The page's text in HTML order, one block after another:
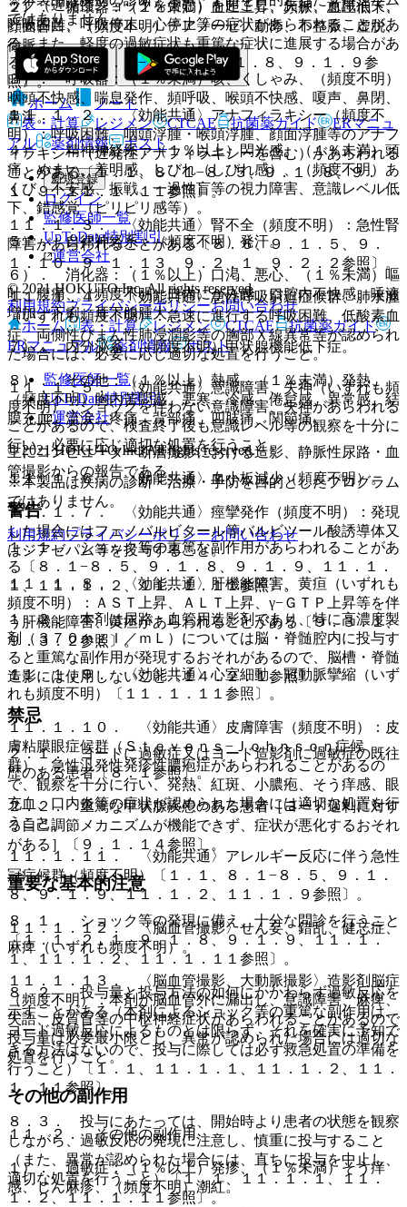
２）． 循環器：（１％未満）血圧上昇、頻脈、血圧低下、
顔面蒼白、（頻度不明）チアノーゼ、動悸、不整脈、虚脱、
徐脈。
３）． 呼吸器：（１％未満）咳、くしゃみ、（頻度不明）
咽頭不快感、喘息発作、頻呼吸、喉頭不快感、嗄声、鼻閉、
鼻汁。
４）． 精神神経系：（１％以上）閃光感、（１％未満）頭
痛、めまい、羞明感、しびれ（しびれ感）、（頻度不明）あ
くび、不安感、振戦、一過性盲等の視力障害、意識レベル低
下、錯感覚（ピリピリ感等）。
５）． 自律神経系：（頻度不明）発汗。
６）． 消化器：（１％以上）口渇、悪心、（１％未満）嘔
吐、腹痛、（頻度不明）口内にがみ感、口腔内不快感、唾液
増加、下痢、耳下腺腫大。
７）． 内分泌系：（頻度不明）甲状腺機能低下症。
８）． その他：（１％以上）熱感、（１％未満）発熱、
（頻度不明）胸内苦悶感、悪寒、冷感、倦怠感、異常感、結
膜充血、流涙、疼痛、背部痛、四肢痛、関節痛。
主にコンピューター断層撮影における造影、静脈性尿路・血
管撮影からの報告である。
警告
１．１． ショック等の重篤な副作用があらわれることがあ
る〔８．１−８．５、９．１．８、９．１．９、１１．１．
１、１１．１．２、１１．１．１１参照〕。
１．２． 本剤は尿路・血管用造影剤であり、特に高濃度製
剤（３７０ｍｇＩ／ｍＬ）については脳・脊髄腔内に投与す
ると重篤な副作用が発現するおそれがあるので、脳槽・脊髄
造影には使用しないこと〔１４．２．１参照〕。
禁忌
２．１． ヨードに過敏症又はヨード造影剤に過敏症の既往
歴のある患者〔８．１参照〕。
２．２． 重篤な甲状腺疾患のある患者［ヨード過剰に対す
る自己調節メカニズムが機能できず、症状が悪化するおそれ
がある］〔９．１．１４参照〕。
重要な基本的注意
８．１． ショック等の発現に備え、十分な問診を行うこと
〔１．１、２．１、９．１．８、９．１．９、１１．１．
１、１１．１．２、１１．１．１１参照〕。
８．２． 投与量と投与方法の如何にかかわらず過敏反応を
示すことがある（本剤によるショック等の重篤な副作用は、
ヨード過敏反応によるものとは限らず、それを確実に予知で
きる方法はないので、投与に際しては必ず救急処置の準備を
行うこと）〔１．１、１１．１．１、１１．１．２、１１．
１．１１参照〕。
８．３． 投与にあたっては、開始時より患者の状態を観察
しながら、過敏反応の発現に注意し、慎重に投与すること
（また、異常が認められた場合には、直ちに投与を中止し、
適切な処置を行うこと）〔１．１、１１．１．１、１１．
１．２、１１．１．１１参照〕。
ック（遅発性ショックを含む）を起こし、失神、意識消失、
呼吸困難、呼吸停止、心停止等の症状があらわれることがあ
る。また、軽度の過敏症状も重篤な症状に進展する場合があ
る〔１．１、８．１−８．５、９．１．８、９．１．９参
照〕。
１１．１．２． 〈効能共通〉アナフィラキシー（頻度不
明）：呼吸困難、咽頭浮腫・喉頭浮腫、顔面浮腫等のアナフ
ィラキシー（遅発性アナフィラキシーを含む）があらわれる
ことがある〔１．１、８．１−８．５、９．１．８、９．
１．９、１１．１．１１参照〕。
１１．１．３． 〈効能共通〉腎不全（頻度不明）：急性腎
障害があらわれることがある〔８．６、９．１．５、９．
１．１０、９．１．１３、９．２．１、９．２．２参照〕。
１１．１．４． 〈効能共通〉急性呼吸窮迫症候群、肺水腫
（いずれも頻度不明）：急速に進行する呼吸困難、低酸素血
症、両側性びまん性肺浸潤影等の胸部Ｘ線異常等が認められ
た場合には、必要に応じ適切な処置を行うこと。
１１．１．５． 〈効能共通〉意識障害、失神（いずれも頻
度不明）：ショックを伴わない意識障害、失神があらわれる
ことがあるので、検査終了後も意識レベル等の観察を十分に
行い、必要に応じ適切な処置を行うこと。
１１．１．６． 〈効能共通〉血小板減少（頻度不明）。
１１．１．７． 〈効能共通〉痙攣発作（頻度不明）：発現
した場合にはフェノバルビタール等バルビツール酸誘導体又
はジアゼパム等を投与すること。
１１．１．８． 〈効能共通〉肝機能障害、黄疸（いずれも
頻度不明）：ＡＳＴ上昇、ＡＬＴ上昇、γ−ＧＴＰ上昇等を伴
う肝機能障害、黄疸があらわれることがある〔９．３．１、
９．３．２参照〕。
１１．１．９． 〈効能共通〉心室細動、冠動脈攣縮（いず
れも頻度不明）〔１１．１．１１参照〕。
１１．１．１０． 〈効能共通〉皮膚障害（頻度不明）：皮
膚粘膜眼症候群（Ｓｔｅｖｅｎｓ−Ｊｏｈｎｓｏｎ症候
群）、急性汎発性発疹性膿疱症があらわれることがあるの
で、観察を十分に行い、発熱、紅斑、小膿疱、そう痒感、眼
充血、口内炎等の症状が認められた場合には適切な処置を行
うこと。
１１．１．１１． 〈効能共通〉アレルギー反応に伴う急性
冠症候群（頻度不明）〔１．１、８．１−８．５、９．１．
８、９．１．９、１１．１．２、１１．１．９参照〕。
１１．１．１２． 〈脳血管撮影〉せん妄、錯乱、健忘症、
麻痺（いずれも頻度不明）。
１１．１．１３． 〈脳血管撮影、大動脈撮影〉造影剤脳症
（頻度不明）：本剤が脳血管外に漏出し、意識障害、麻痺、
失語、皮質盲等の中枢神経症状があらわれることがあるので
投与量は必要最小限とし、異常が認められた場合には適切な
処置を行うこと。
その他の副作用
１１．２． その他の副作用
１）． 過敏症：（１％以上）発疹、（１％未満）そう痒
感、じん麻疹、（頻度不明）潮紅。
ではありません。
ホーム
ノート
表・計算
レジメン CTCAE 抗菌薬ガイド
ERマニュ
アル
薬剤情報 ポスト
新規登録
ログイン
監修医師一覧
UpToDate特別割引
運営会社
© 2021 HOKUTO Inc. All rights reserved.
利用規約プライバシーポリシーお問い合わせ
ホーム
表・計算 レジメン CTCAE
抗菌薬ガイド
ERマニュアル
薬剤情報 ポスト
監修医師一覧
UpToDate特別割引
運営会社
© 2021 HOKUTO Inc. All rights reserved.
※本製品は疾病の診断・治療・予防を目的としたプログラム
ではありません。
利用規約プライバシーポリシーお問い合わせ